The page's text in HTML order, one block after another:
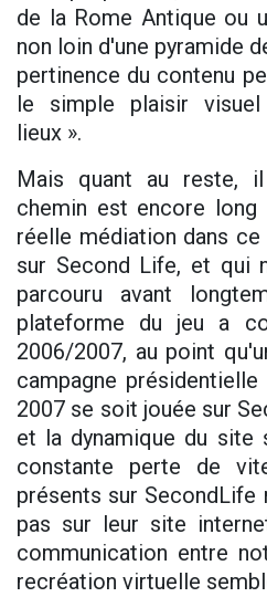
de la Rome Antique ou
non loin d'une pyramide
pertinence du contenu
le simple plaisir
lieux ».
Mais quant au reste,
chemin est encore long
réelle médiation dans
sur Second Life, et qui
parcouru avant
plateforme du jeu a
2006/2007, au point
campagne
2007 se soit jouée sur
et la dynamique du site
constante perte de
présents sur
pas sur leur site
communication entre
recréation virtuelle